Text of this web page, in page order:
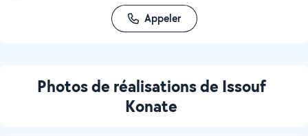
Appeler
Photos de réalisations de Issouf
Konate